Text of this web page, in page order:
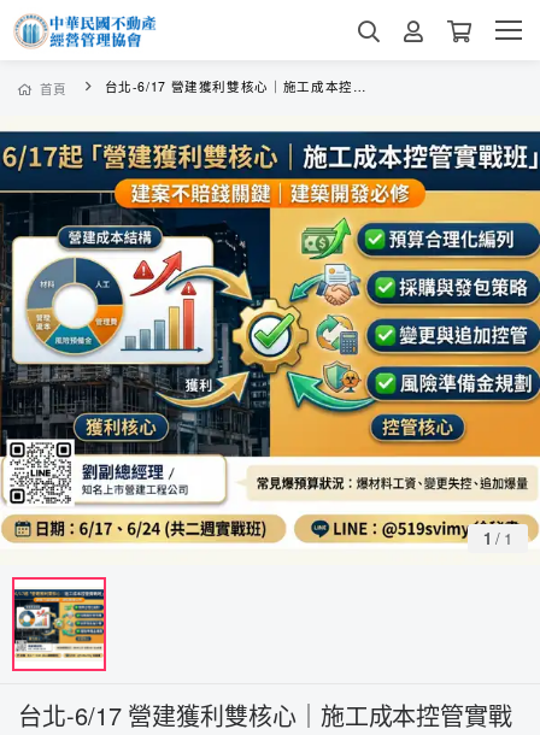
首頁 台北-6/17 營建獲利雙核心｜施工成本控管實戰班
1 / 1
台北-6/17 營建獲利雙核心｜施工成本控管實戰